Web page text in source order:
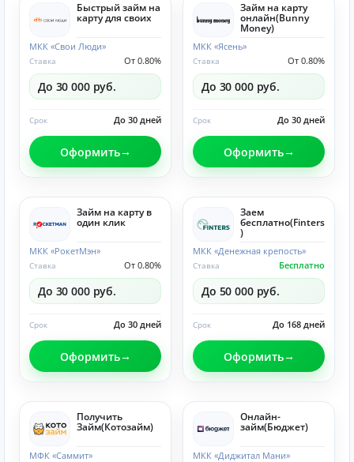
Быстрый займ на
карту для своих
МКК «Свои Люди»
От 0.80%
Ставка
До 30 000 руб.
До 30 дней
Срок
Оформить
Займ на карту
онлайн(Bunny
Money)
МКК «Ясень»
От 0.80%
Ставка
До 30 000 руб.
До 30 дней
Срок
Оформить
Займ на карту в
один клик
МКК «РокетМэн»
От 0.80%
Ставка
До 30 000 руб.
До 30 дней
Срок
Оформить
Заем
бесплатно(Finters
)
МКК «Денежная крепость»
Бесплатно
Ставка
До 50 000 руб.
До 168 дней
Срок
Оформить
Получить
Займ(Котозайм)
МФК «Саммит»
Онлайн-
займ(Бюджет)
МКК «Диджитал Мани»